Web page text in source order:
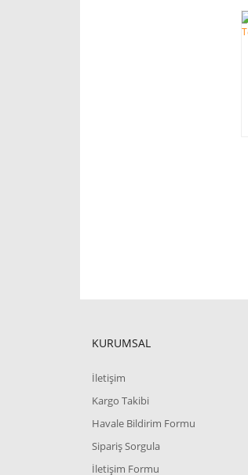
KURUMSAL
İletişim
Kargo Takibi
Havale Bildirim Formu
Sipariş Sorgula
İletişim Formu